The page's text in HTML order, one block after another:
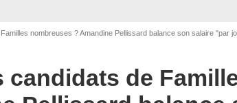
nombreuses ? Amandine Pellissard balance son salaire "par
de